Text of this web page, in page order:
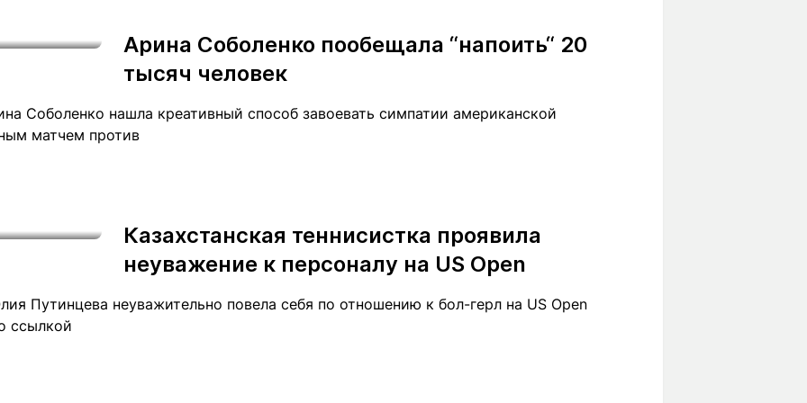
Блоги
Путевые
Алатау
Учебные
(700) 3 888 188
Арина Соболенко пообещала “напоить“ 20
тысяч человек
Соболенко нашла креативный способ завоевать симпатии американской
матчем против
Казахстанская теннисистка проявила
неуважение к персоналу на US Open
Путинцева неуважительно повела себя по отношению к бол-герл на US Open
ссылкой